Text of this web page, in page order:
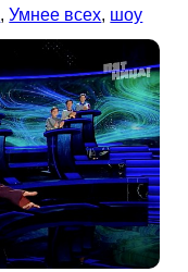
,Умнее всех, шоу